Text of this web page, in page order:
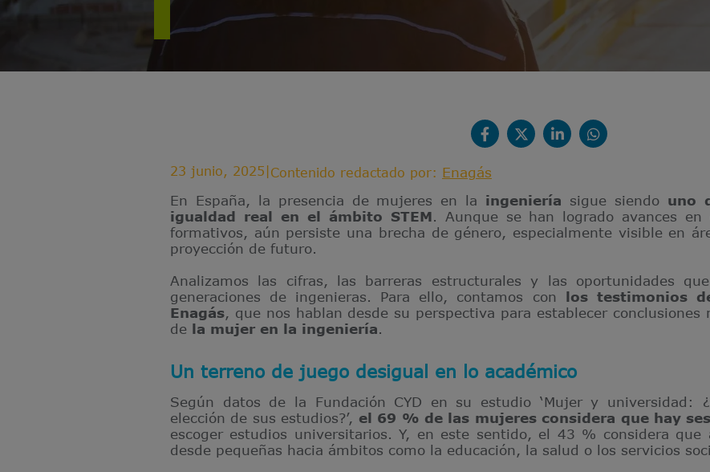
23 junio, 2025 Contenido redactado por: Enagás
En España, la presencia de mujeres en la ingeniería sigue siendo uno
igualdad real en el ámbito STEM. Aunque se han logrado avances
formativos, aún persiste una brecha de género, especialmente visible en
proyección de futuro.
Analizamos las cifras, las barreras estructurales y las oportunidades
generaciones de ingenieras. Para ello, contamos con los testimonios
Enagás, que nos hablan desde su perspectiva para establecer conclusiones
de la mujer en la ingeniería.
Un terreno de juego desigual en lo académico
Según datos de la Fundación CYD en su estudio ‘Mujer y universidad:
elección de sus estudios?’, el 69 % de las mujeres considera que hay
escoger estudios universitarios. Y, en este sentido, el 43 % considera
desde pequeñas hacia ámbitos como la educación, la salud o los servicios